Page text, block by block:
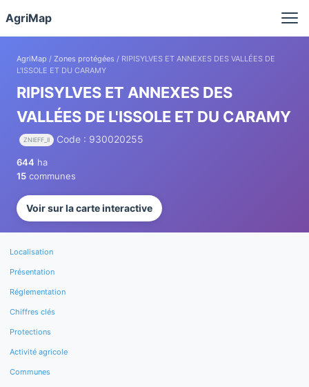
AgriMap
AgriMap / Zones protégées / RIPISYLVES ET ANNEXES DES VALLÉES DE
L'ISSOLE ET DU CARAMY
RIPISYLVES ET ANNEXES DES
VALLÉES DE L'ISSOLE ET DU CARAMY
ZNIEFF_II Code : 930020255
644 ha
15 communes
Voir sur la carte interactive
Localisation
Présentation
Réglementation
Chiffres clés
Protections
Activité agricole
Communes